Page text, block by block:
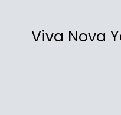
Viva Nova